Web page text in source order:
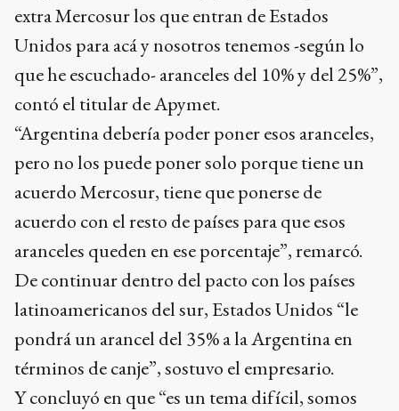
extra Mercosur los que entran de Estados
Unidos para acá y nosotros tenemos -según lo
que he escuchado- aranceles del 10% y del 25%”,
contó el titular de Apymet.
“Argentina debería poder poner esos aranceles,
pero no los puede poner solo porque tiene un
acuerdo Mercosur, tiene que ponerse de
acuerdo con el resto de países para que esos
aranceles queden en ese porcentaje”, remarcó.
De continuar dentro del pacto con los países
latinoamericanos del sur, Estados Unidos “le
pondrá un arancel del 35% a la Argentina en
términos de canje”, sostuvo el empresario.
Y concluyó en que “es un tema difícil, somos